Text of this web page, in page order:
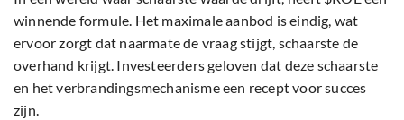
winnende formule. Het maximale aanbod is eindig, wat
ervoor zorgt dat naarmate de vraag stijgt, schaarste de
overhand krijgt. Investeerders geloven dat deze schaarste
en het verbrandingsmechanisme een recept voor succes
zijn.